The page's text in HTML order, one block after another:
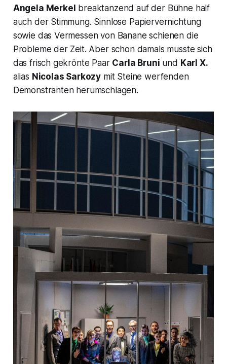
Angela Merkel
breaktanzend auf der Bühne half
auch der Stimmung. Sinnlose Papiervernichtung
sowie das Vermessen von Banane schienen die
Probleme der Zeit. Aber schon damals musste sich
das frisch gekrönte Paar Carla Bruni und Karl X.
alias Nicolas Sarkozy mit Steine werfenden
Demonstranten herumschlagen.